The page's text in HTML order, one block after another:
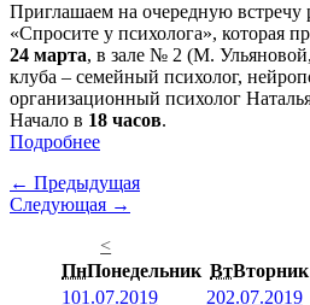
Приглашаем на очередную встречу
«Спросите у психолога», которая
24 марта, в зале № 2 (М.
клуба – семейный психолог,
организационный психолог
Начало в 18 часов.
Подробнее
← Предыдущая
Следующая →
<
ПнПонедельник ВтВторник
101.07.2019 202.07.2019